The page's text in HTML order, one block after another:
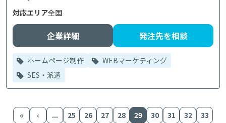
対応エリア全国
企業詳細 発注先を相談
ホームページ制作
WEBマーケティング
SES・派遣
« ‹ ... 25 26 27 28 29 30 31 32
33